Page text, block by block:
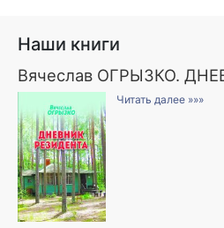
Наши книги
Вячеслав ОГРЫЗКО.
Читать далее »»»